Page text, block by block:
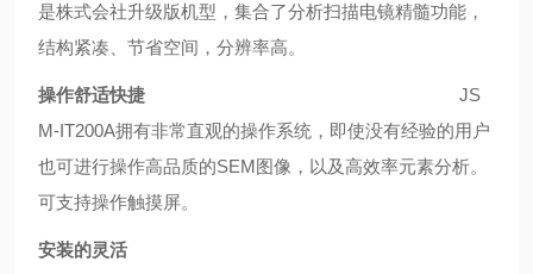
是株式会社升级版机型，集合了分析扫描电镜精髓功能，
结构紧凑、节省空间，分辨率高。
操作舒适快捷 JS
M-IT200A拥有非常直观的操作系统，即使没有经验的用户
也可进行操作高品质的SEM图像，以及高效率元素分析。
可支持操作触摸屏。
安装的灵活